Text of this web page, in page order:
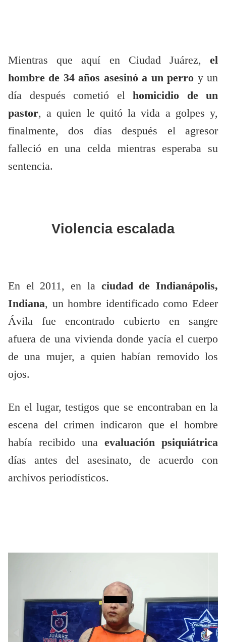
Mientras que aquí en Ciudad Juárez, el
hombre de 34 años asesinó a un perro y un
día después cometió elhomicidio de un
pastor, a quien le quitó la vida a golpes y,
finalmente, dos días después el agresor
falleció en una celda mientras esperaba su
sentencia.
Violencia escalada
En el 2011, en laciudad de Indianápolis,
Indiana, un hombre identificado como Edeer
Ávila fue encontrado cubierto en sangre
afuera de una vivienda donde yacía el cuerpo
de una mujer, a quien habían removido los
ojos.
En el lugar, testigos que se encontraban en la
escena del crimen indicaron que el hombre
había recibido una evaluación psiquiátrica
días antes del asesinato, de acuerdo con
archivos periodísticos.